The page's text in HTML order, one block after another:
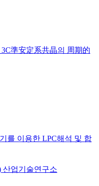
準安定系共晶의 周期的
를 이용한 LPC해석 및 합
산업기술연구소